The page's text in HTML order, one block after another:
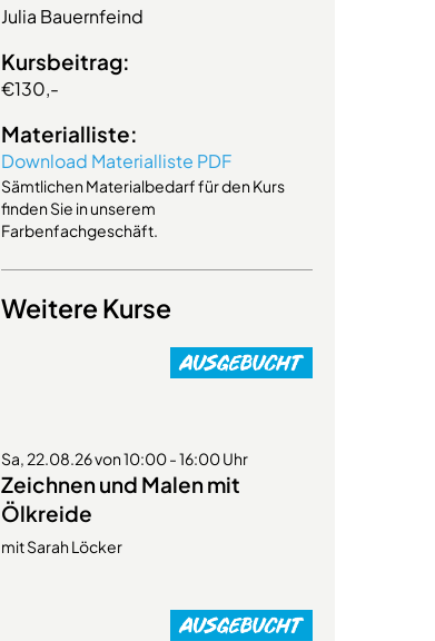
Julia Bauernfeind
Kursbeitrag:
€130,-
Materialliste:
Download Materialliste PDF
Sämtlichen Materialbedarf für den Kurs
finden Sie in unserem
Farbenfachgeschäft.
Weitere Kurse
Sa, 22.08.26 von 10:00 - 16:00 Uhr
Zeichnen und Malen mit
Ölkreide
mit Sarah Löcker